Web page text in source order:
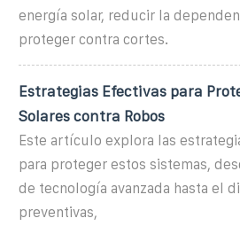
energía solar, reducir la
proteger contra cortes.
Estrategias Efectivas para
Solares contra Robos
Este artículo explora las
para proteger estos sistemas,
de tecnología avanzada hasta el
preventivas,